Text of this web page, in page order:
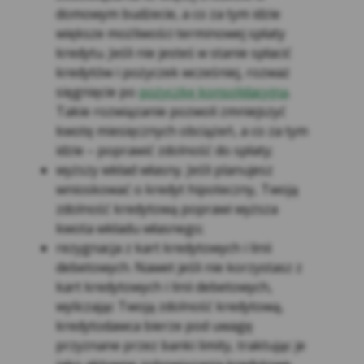
domowym budżecie, a co za tym idzie
większe możliwości terminowej spłaty
kredytu. Jeśli nie jesteś w stanie spłacić
kredytów i pożyczek wcześniej, rozważ
sięgnięcie popożyczkę konsolidacyjną.
Takie rozwiązanie pozwoli zmniejszyć
kwotę miesięcznych obciążeń, a co za tym
idzie – poprawić zdolność do spłaty;
wyższy wkład własny. Jeśli planujesz
wnioskować o kredyt hipoteczny, Twoją
zdolność kredytową poprawi wyższa
kwota wkładu własnego;
rezygnacja z kart kredytowych i linii
debetowych. Nawet jeśli nie korzystasz z
kart kredytowych i linii debetowych,
wyliczając Twoją zdolność kredytową,
kredytodawca bierze pod uwagę
przyznane przez banki limity, traktując je
Użytkownika wykraczającymi poza normalne
zagrożenia związane z korzystaniem z
Internetu. Nie mniej jednak, Kasa zaleca
Użytkownikom ostrożność i korzystanie z
oprogramowania chroniącego komputer, w
szczególności z programów antywirusowych.
Podanie przez Użytkowników ich danych
osobowych jest dobrowolne, jednakże
korzystanie z niektórych funkcjonalności
Serwisu może być związane z koniecznością
podania danych, a tym samym niepodanie
tych danych sprawi, że usługa nie będzie
mogła być świadczona lub możliwości
korzystania z oznaczonych funkcjonalności
będą ograniczone.
Niektóre dane osobowe Użytkowników
Serwisu przekazywane są poza Europejski
Obszar Gospodarczy. Kasa Stefczyka
dochowuje należytej staranności, aby